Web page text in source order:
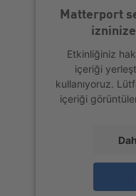
Matterport
Etkinliğiniz
içeriği
kullanıyoruz.
içeriği